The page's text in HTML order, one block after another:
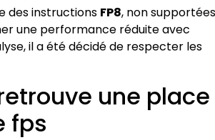
des instructions FP8, non supportées
une performance réduite avec
il a été décidé de respecter les
une place
fps